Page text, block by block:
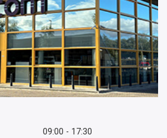
09:00 - 17:30